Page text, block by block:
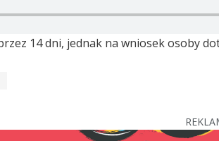
14 dni, jednak na wniosek osoby